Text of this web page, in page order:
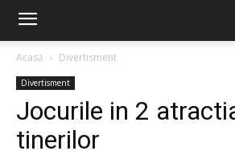
Acasă Divertisment
Divertisment
Jocurile in 2
tinerilor